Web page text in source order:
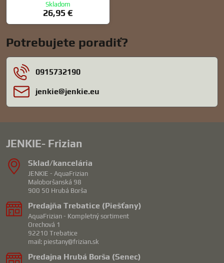
Skladom
26,95 €
Potrebujete poradiť?
0915732190
jenkie​@jenkie​.eu
JENKIE- Frizian
Sklad/kancelária
JENKIE - AquaFrizian
Maloboršanská 98
900 50 Hrubá Borša
Predajňa Trebatice (Piešťany)
AquaFrizian - Kompletný sortiment
Orechová 1
92210 Trebatice
mail: piestany@frizian.sk
Predajna Hrubá Borša (Senec)